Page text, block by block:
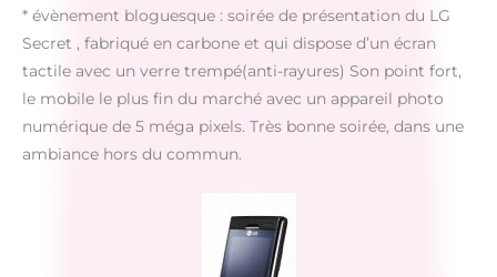
* évènement bloguesque : soirée de présentation du LG
Secret , fabriqué en carbone et qui dispose d’un écran
tactile avec un verre trempé(anti-rayures) Son point fort,
le mobile le plus fin du marché avec un appareil photo
numérique de 5 méga pixels. Très bonne soirée, dans une
ambiance hors du commun.